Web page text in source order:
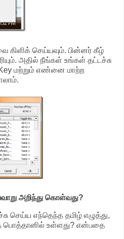
கிளிக் செய்யவும். பின்னர் கீழ்
அதில் நீங்கள் உங்கள் தட்டச்சு
மற்றும் எண்னை மாற்ற
அறிந்து கொள்வது?
செய்ய எந்தெந்த தமிழ் எழுத்து,
பொத்தானில் உள்ளது? என்பதை